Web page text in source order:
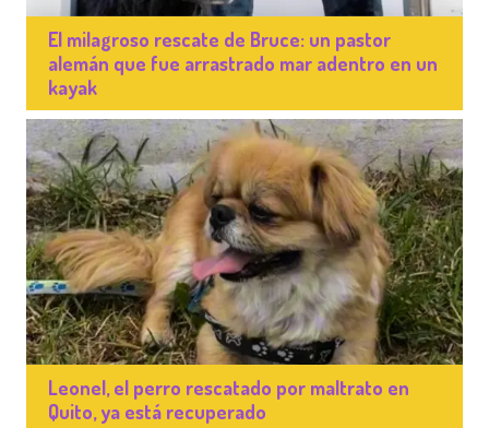
El milagroso rescate de Bruce: un pastor
alemán que fue arrastrado mar adentro en un
kayak
Leonel, el perro rescatado por maltrato en
Quito, ya está recuperado